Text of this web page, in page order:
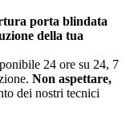
porta blindata
della tua
24 ore su 24, 7
Non aspettare,
dei nostri tecnici